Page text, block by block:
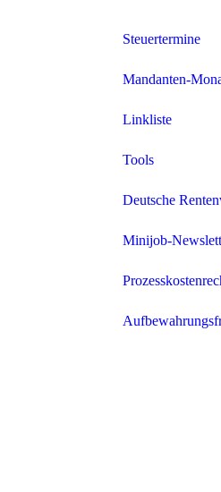
Steuertermine
Mandanten-
Linkliste
Tools
Deutsche
Minijob-